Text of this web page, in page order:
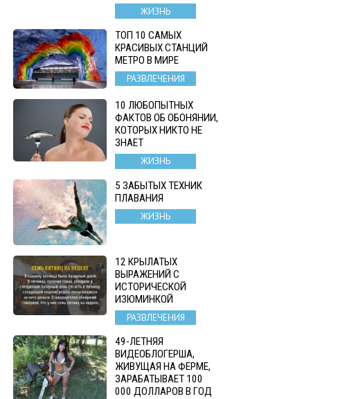
ЖИЗНЬ
ТОП 10 САМЫХ
КРАСИВЫХ СТАНЦИЙ
МЕТРО В МИРЕ
РАЗВЛЕЧЕНИЯ
10 ЛЮБОПЫТНЫХ
ФАКТОВ ОБ ОБОНЯНИИ,
КОТОРЫХ НИКТО НЕ
ЗНАЕТ
ЖИЗНЬ
5 ЗАБЫТЫХ ТЕХНИК
ПЛАВАНИЯ
ЖИЗНЬ
12 КРЫЛАТЫХ
ВЫРАЖЕНИЙ С
ИСТОРИЧЕСКОЙ
ИЗЮМИНКОЙ
РАЗВЛЕЧЕНИЯ
49-ЛЕТНЯЯ
ВИДЕОБЛОГЕРША,
ЖИВУЩАЯ НА ФЕРМЕ,
ЗАРАБАТЫВАЕТ 100
000 ДОЛЛАРОВ В ГОД